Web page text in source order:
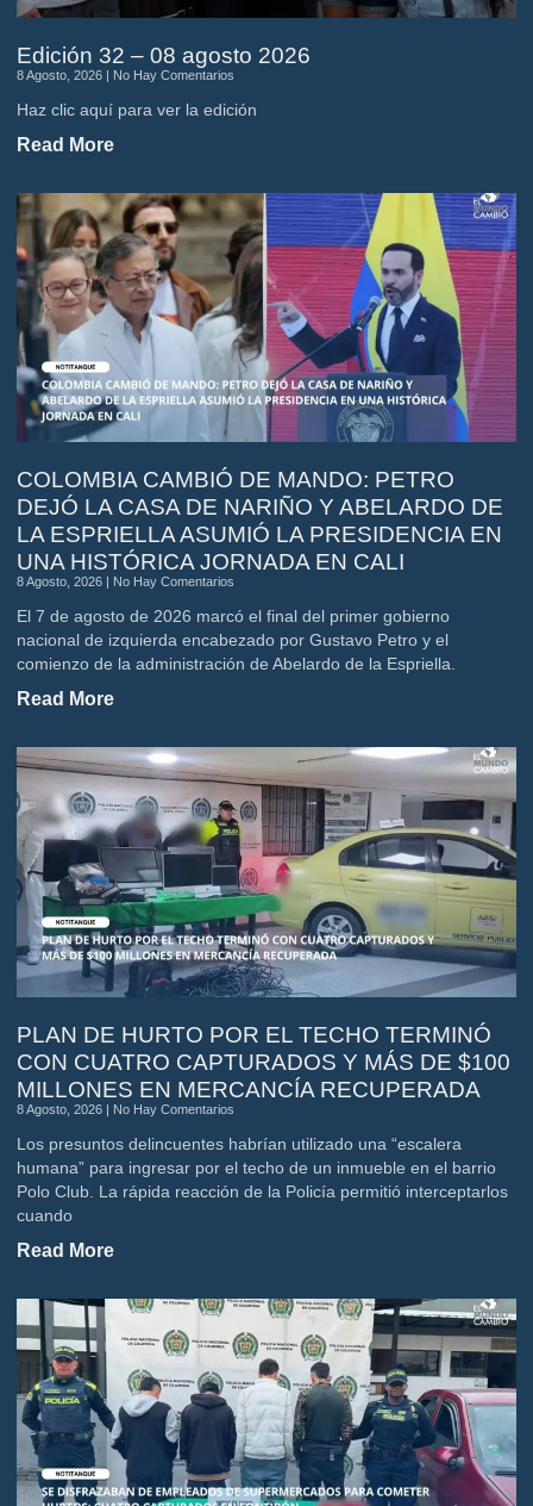
Edición 32 – 08 agosto 2026
8 Agosto, 2026 No Hay Comentarios
Haz clic aquí para ver la edición
Read More
COLOMBIA CAMBIÓ DE MANDO: PETRO
DEJÓ LA CASA DE NARIÑO Y ABELARDO DE
LA ESPRIELLA ASUMIÓ LA PRESIDENCIA EN
UNA HISTÓRICA JORNADA EN CALI
8 Agosto, 2026 No Hay Comentarios
El 7 de agosto de 2026 marcó el final del primer gobierno
nacional de izquierda encabezado por Gustavo Petro y el
comienzo de la administración de Abelardo de la Espriella.
Read More
PLAN DE HURTO POR EL TECHO TERMINÓ
CON CUATRO CAPTURADOS Y MÁS DE $100
MILLONES EN MERCANCÍA RECUPERADA
8 Agosto, 2026 No Hay Comentarios
Los presuntos delincuentes habrían utilizado una “escalera
humana” para ingresar por el techo de un inmueble en el barrio
Polo Club. La rápida reacción de la Policía permitió interceptarlos
cuando
Read More